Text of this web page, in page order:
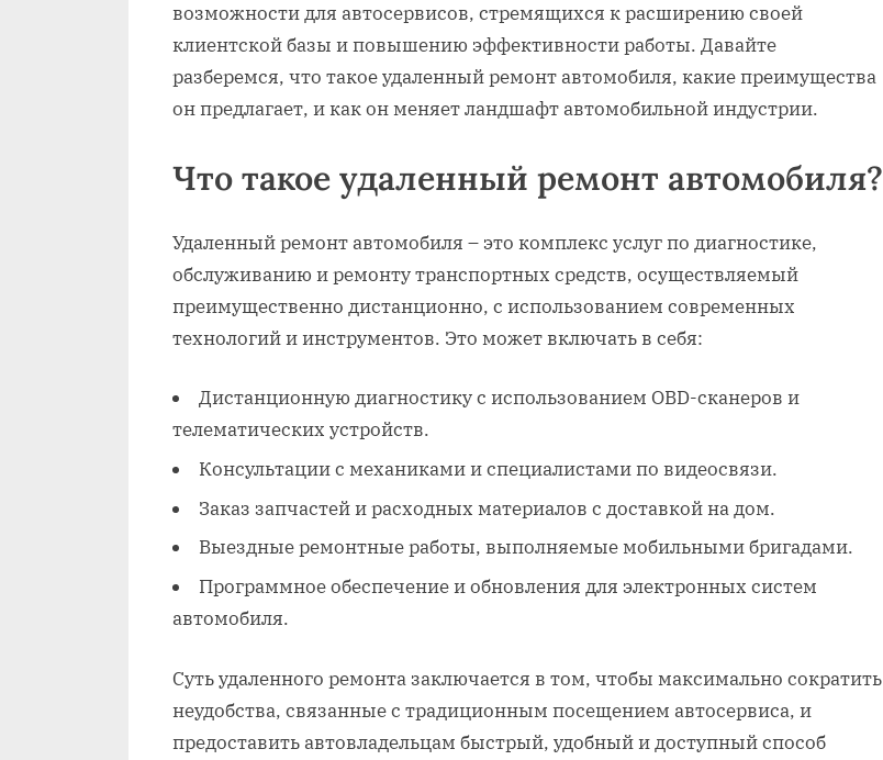
возможности для автосервисов‚ стремящихся к расширению своей
клиентской базы и повышению эффективности работы. Давайте
разберемся‚ что такое удаленный ремонт автомобиля‚ какие преимущества
он предлагает‚ и как он меняет ландшафт автомобильной индустрии.
Что такое удаленный ремонт автомобиля?
Удаленный ремонт автомобиля – это комплекс услуг по диагностике‚
обслуживанию и ремонту транспортных средств‚ осуществляемый
преимущественно дистанционно‚ с использованием современных
технологий и инструментов. Это может включать в себя:
Дистанционную диагностику с использованием OBD-сканеров и
телематических устройств.
Консультации с механиками и специалистами по видеосвязи.
Заказ запчастей и расходных материалов с доставкой на дом.
Выездные ремонтные работы‚ выполняемые мобильными бригадами.
Программное обеспечение и обновления для электронных систем
автомобиля.
Суть удаленного ремонта заключается в том‚ чтобы максимально сократить
неудобства‚ связанные с традиционным посещением автосервиса‚ и
предоставить автовладельцам быстрый‚ удобный и доступный способ